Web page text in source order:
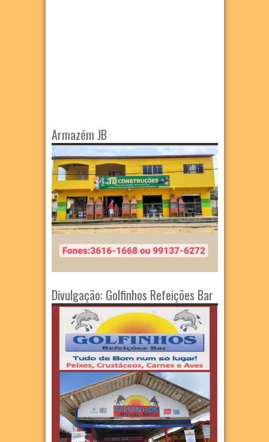
Armazém JB
Divulgação: Golfinhos Refeições Bar